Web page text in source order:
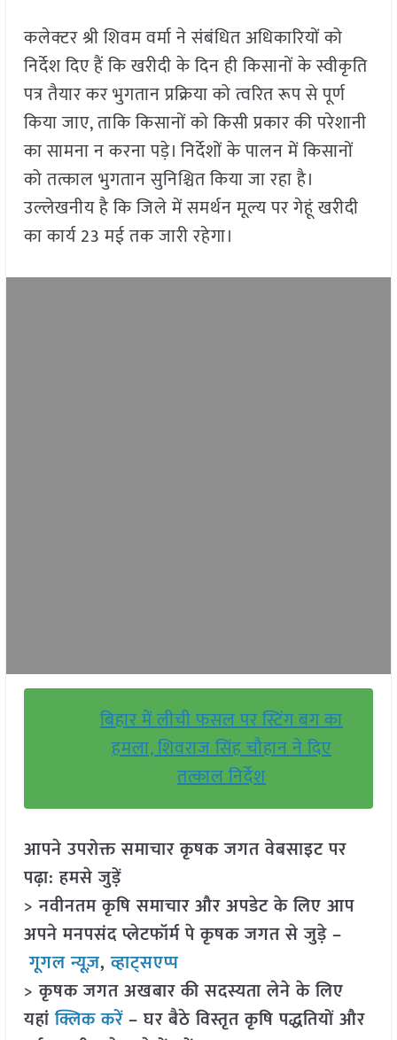
कलेक्टर श्री शिवम वर्मा ने संबंधित अधिकारियों को
निर्देश दिए हैं कि खरीदी के दिन ही किसानों के स्वीकृति
पत्र तैयार कर भुगतान प्रक्रिया को त्वरित रूप से पूर्ण
किया जाए, ताकि किसानों को किसी प्रकार की परेशानी
का सामना न करना पड़े। निर्देशों के पालन में किसानों
को तत्काल भुगतान सुनिश्चित किया जा रहा है।
उल्लेखनीय है कि जिले में समर्थन मूल्य पर गेहूं खरीदी
का कार्य 23 मई तक जारी रहेगा।
बिहार में लीची फसल पर स्टिंग बग का
हमला, शिवराज सिंह चौहान ने दिए
तत्काल निर्देश
आपने उपरोक्त समाचार कृषक जगत वेबसाइट पर
पढ़ा: हमसे जुड़ें
> नवीनतम कृषि समाचार और अपडेट के लिए आप
अपने मनपसंद प्लेटफॉर्म पे कृषक जगत से जुड़े –
गूगल न्यूज़,व्हाट्सएप्प
> कृषक जगत अखबार की सदस्यता लेने के लिए
यहांक्लिक करें– घर बैठे विस्तृत कृषि पद्धतियों और